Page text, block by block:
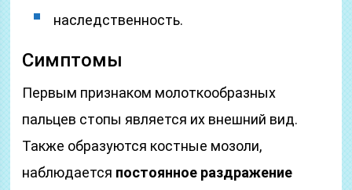
наследственность.
Симптомы
Первым признаком молоткообразных
пальцев стопы является их внешний вид.
Также образуются костные мозоли,
наблюдается постоянное раздражение